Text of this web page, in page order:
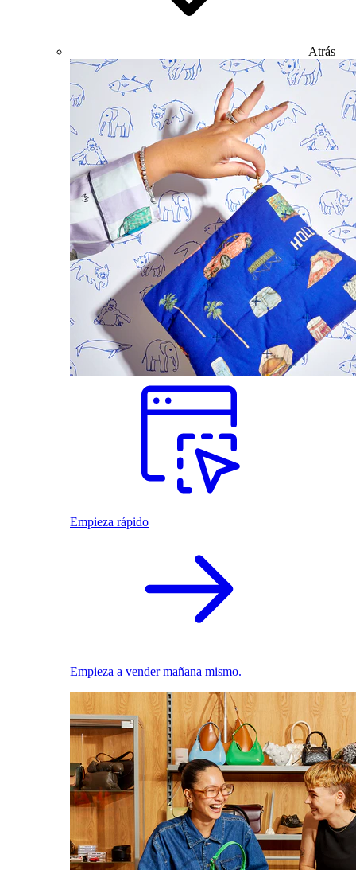
Atrás
Empieza rápido
Empieza a vender mañana mismo.